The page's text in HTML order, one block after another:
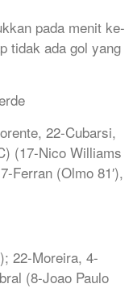
pada menit ke-
tidak ada gol yang
22-Cubarsi,
(17-Nico Williams
Ferran (Olmo 81′),
22-Moreira, 4-
(8-Joao Paulo